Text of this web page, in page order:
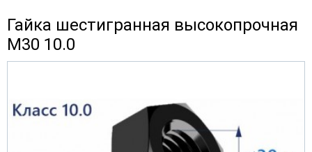
Гайка шестигранная высокопрочная
М30 10.0